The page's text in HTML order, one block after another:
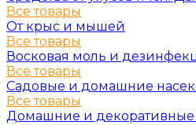
Все товары
От крыс и мышей
Все товары
Восковая моль и
Все товары
Садовые и домашние
Все товары
Домашние и